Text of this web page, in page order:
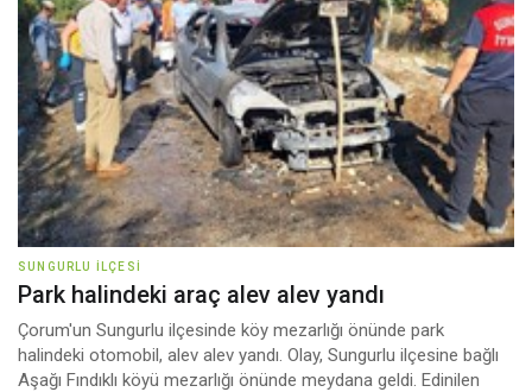
SUNGURLU İLÇESI
Park halindeki araç alev alev yandı
Çorum'un Sungurlu ilçesinde köy mezarlığı önünde park
halindeki otomobil, alev alev yandı. Olay, Sungurlu ilçesine bağlı
Aşağı Fındıklı köyü mezarlığı önünde meydana geldi. Edinilen